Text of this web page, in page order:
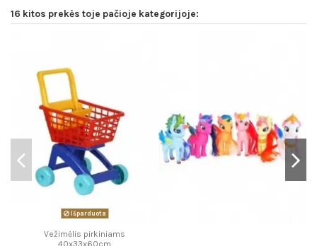
16 kitos prekės toje pačioje kategorijoje:
Išparduota
Vežimėlis pirkiniams
40x33x60cm